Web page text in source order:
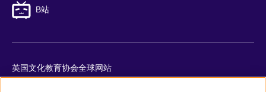
B站
英国文化教育协会全球网站